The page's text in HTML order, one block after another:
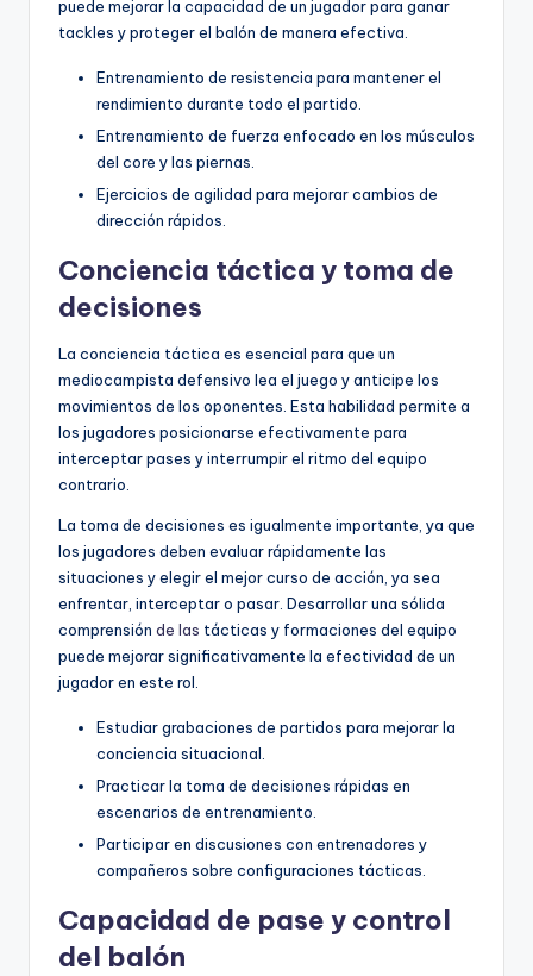
puede mejorar la capacidad de un jugador para ganar
tackles y proteger el balón de manera efectiva.
Entrenamiento de resistencia para mantener el
rendimiento durante todo el partido.
Entrenamiento de fuerza enfocado en los músculos
del core y las piernas.
Ejercicios de agilidad para mejorar cambios de
dirección rápidos.
Conciencia táctica y toma de
decisiones
La conciencia táctica es esencial para que un
mediocampista defensivo lea el juego y anticipe los
movimientos de los oponentes. Esta habilidad permite a
los jugadores posicionarse efectivamente para
interceptar pases y interrumpir el ritmo del equipo
contrario.
La toma de decisiones es igualmente importante, ya que
los jugadores deben evaluar rápidamente las
situaciones y elegir el mejor curso de acción, ya sea
enfrentar, interceptar o pasar. Desarrollar una sólida
comprensión de las tácticas y formaciones del equipo
puede mejorar significativamente la efectividad de un
jugador en este rol.
Estudiar grabaciones de partidos para mejorar la
conciencia situacional.
Practicar la toma de decisiones rápidas en
escenarios de entrenamiento.
Participar en discusiones con entrenadores y
compañeros sobre configuraciones tácticas.
Capacidad de pase y control
del balón